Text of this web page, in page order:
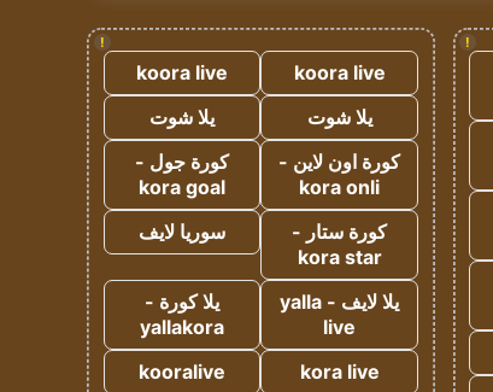
!
!
koora live
koora live
يلا شوت
يلا شوت
كورة اون لاين -
kora onli
كورة جول -
kora goal
كورة ستار -
kora star
سوريا لايف
يلا لايف - yalla
live
يلا كورة -
yallakora
kora live
kooralive